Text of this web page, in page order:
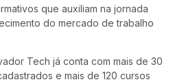
que auxiliam na jornada
do mercado de trabalho
Tech já conta com mais de 30
e mais de 120 cursos